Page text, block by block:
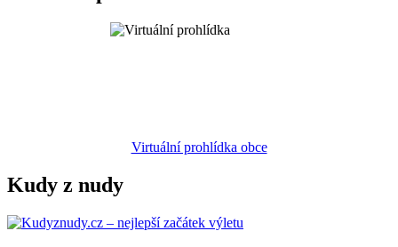
Virtuální prohlídka obce
Kudy z nudy